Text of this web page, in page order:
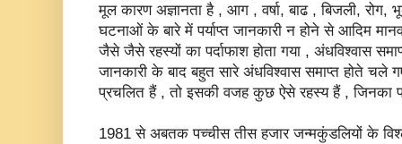
मूल कारण अज्ञानता है , आग , वर्षा, बाढ , बिजली,
घटनाओं के बारे में पर्याप्‍त जानकारी न होने से आदिम
जैसे जैसे रहस्‍यों का पर्दाफाश होता गया , अंधविश्‍वास
जानकारी के बाद बहुत सारे अंधविश्‍वास समाप्‍त होते
प्रचलित हैं , तो इसकी वजह कुछ ऐसे रहस्‍य हैं , जिनका
1981 से अबतक पच्‍चीस तीस हजार जन्‍मकुंडलियों के